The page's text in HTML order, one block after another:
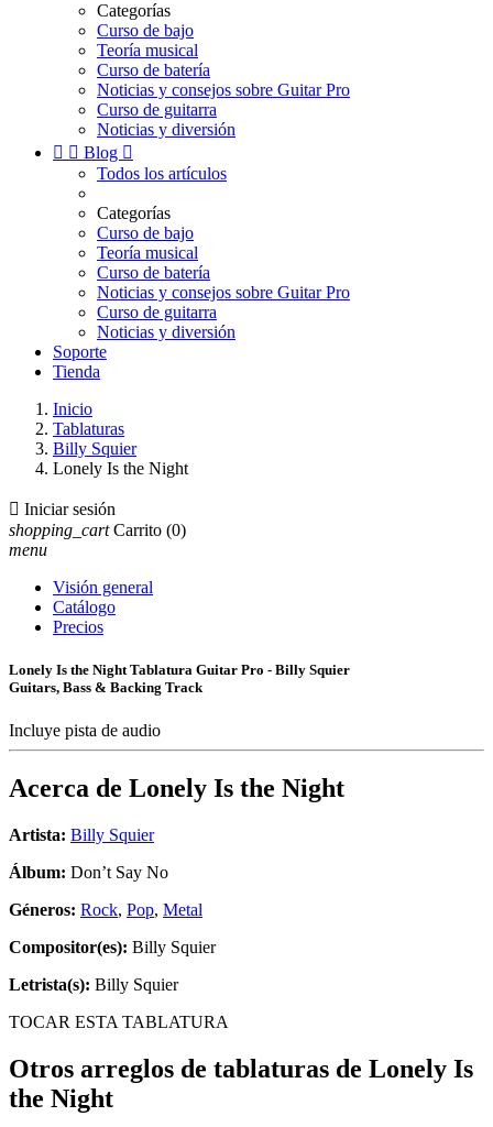
Categorías
Curso de bajo
Teoría musical
Curso de batería
Noticias y consejos sobre Guitar Pro
Curso de guitarra
Noticias y diversión
  Blog 
Todos los artículos
Categorías
Curso de bajo
Teoría musical
Curso de batería
Noticias y consejos sobre Guitar Pro
Curso de guitarra
Noticias y diversión
Soporte
Tienda
Inicio
Tablaturas
Billy Squier
Lonely Is the Night
 Iniciar sesión
shopping_cart Carrito (0)
menu
Visión general
Catálogo
Precios
Lonely Is the Night Tablatura Guitar Pro - Billy Squier
Guitars, Bass & Backing Track
Incluye pista de audio
Acerca de Lonely Is the Night
Artista: Billy Squier
Álbum: Don’t Say No
Géneros: Rock, Pop, Metal
Compositor(es): Billy Squier
Letrista(s): Billy Squier
TOCAR ESTA TABLATURA
Otros arreglos de tablaturas de Lonely Is
the Night